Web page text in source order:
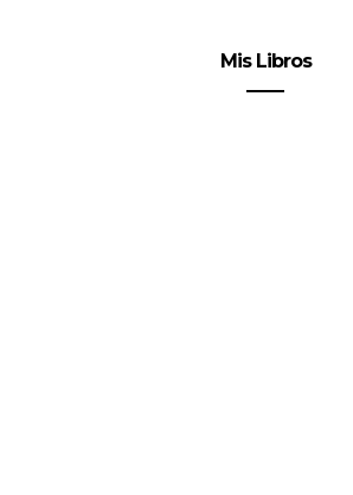
Mis Libros